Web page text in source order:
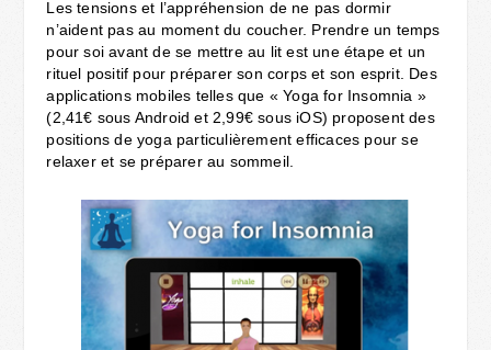
Les tensions et l’appréhension de ne pas dormir
n’aident pas au moment du coucher. Prendre un temps
pour soi avant de se mettre au lit est une étape et un
rituel positif pour préparer son corps et son esprit. Des
applications mobiles telles que « Yoga for Insomnia »
(2,41€ sous Android et 2,99€ sous iOS) proposent des
positions de yoga particulièrement efficaces pour se
relaxer et se préparer au sommeil.